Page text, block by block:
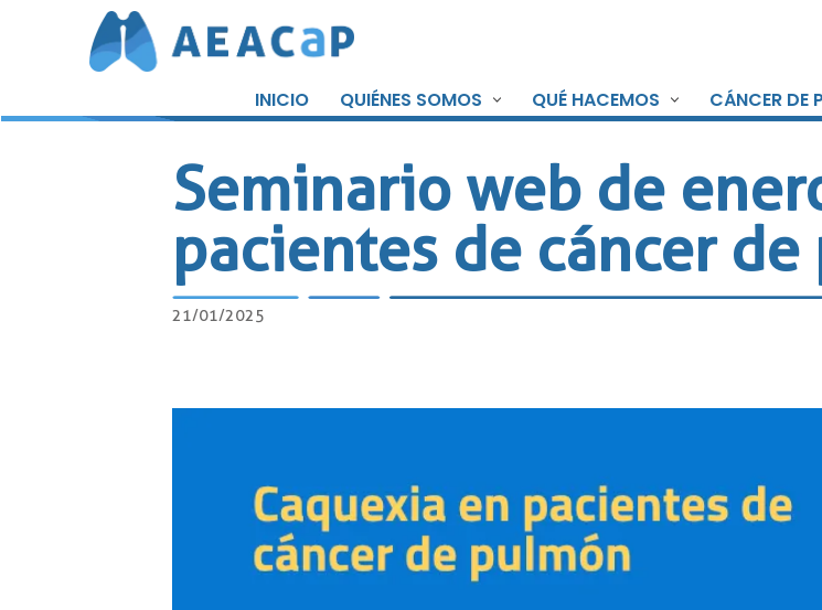
contenido
INICIO QUIÉNES SOMOS QUÉ HACEMOS CÁNCER DE
Seminario web de
pacientes de cáncer de
21/01/2025